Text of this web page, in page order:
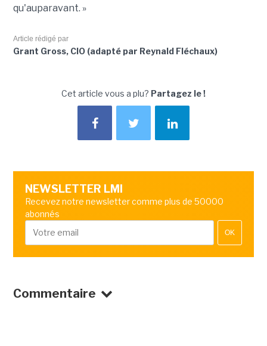
qu'auparavant. »
Article rédigé par
Grant Gross, CIO (adapté par Reynald Fléchaux)
Cet article vous a plu? Partagez le !
NEWSLETTER LMI
Recevez notre newsletter comme plus de 50000
abonnés
OK
Commentaire